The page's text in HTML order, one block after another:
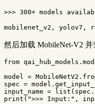
>>> 300+ models
然后加载 MobileNet-V2 并
from
model = MobileNetV2 .
spec = model .
input_name = list ( spec .
print ( ">>> Input:" ,